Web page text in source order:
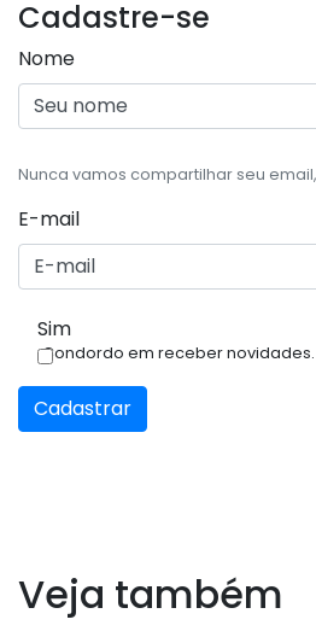
Cadastre-se
Nome
Nunca vamos compartilhar seu
E-mail
Sim
Condordo em receber novidades.
Cadastrar
Veja também